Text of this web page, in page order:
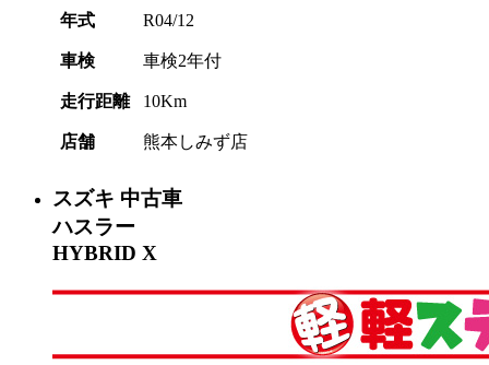
年式 R04/12
車検 車検2年付
走行距離 10Km
店舗 熊本しみず店
スズキ 中古車
ハスラー
HYBRID X